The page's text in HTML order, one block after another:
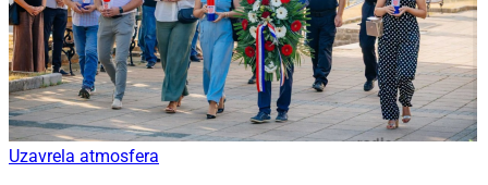
Uzavrela atmosfera